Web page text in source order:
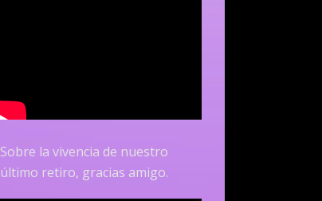
Sobre la vivencia de nuestro
último retiro, gracias amigo.